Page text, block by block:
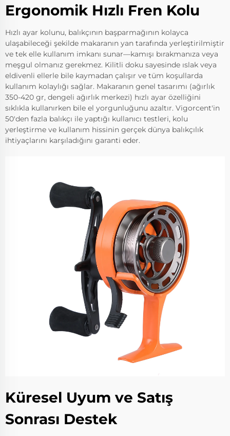
Ergonomik Hızlı Fren Kolu
Hızlı ayar kolunu, balıkçının başparmağının kolayca
ulaşabileceği şekilde makaranın yan tarafında yerleştirilmiştir
ve tek elle kullanım imkanı sunar—kamışı bırakmanıza veya
meşgul olmanız gerekmez. Kilitli doku sayesinde ıslak veya
eldivenli ellerle bile kaymadan çalışır ve tüm koşullarda
kullanım kolaylığı sağlar. Makaranın genel tasarımı (ağırlık
350-420 gr, dengeli ağırlık merkezi) hızlı ayar özelliğini
sıklıkla kullanırken bile el yorgunluğunu azaltır. Vigorcent'in
50'den fazla balıkçı ile yaptığı kullanıcı testleri, kolu
yerleştirme ve kullanım hissinin gerçek dünya balıkçılık
ihtiyaçlarını karşıladığını garanti eder.
Küresel Uyum ve Satış
Sonrası Destek